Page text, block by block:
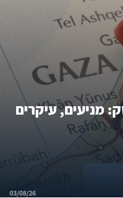
מניעים, עיקרים
03/08/26